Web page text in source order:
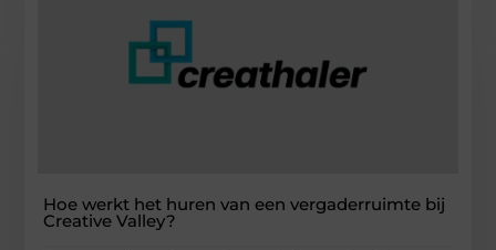
Hoe werkt het huren van een vergaderruimte bij
Creative Valley?